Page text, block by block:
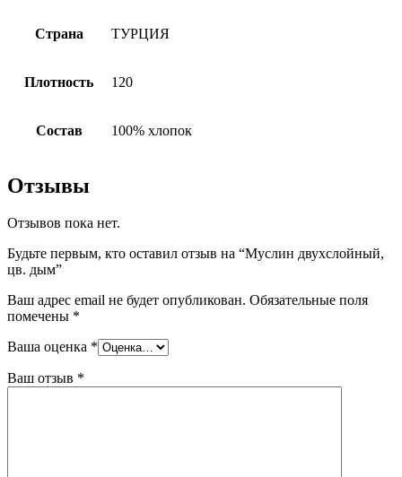
Страна ТУРЦИЯ
Плотность 120
Состав 100% хлопок
Отзывы
Отзывов пока нет.
Будьте первым, кто оставил отзыв на “Муслин двухслойный,
цв. дым”
Ваш адрес email не будет опубликован. Обязательные поля
помечены *
Ваша оценка *
Ваш отзыв *